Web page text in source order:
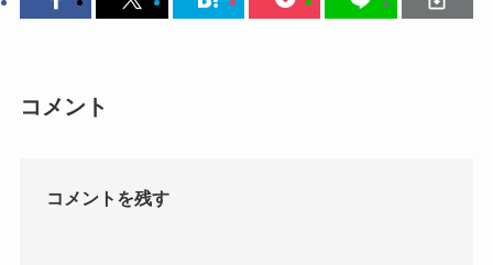
コメント
コメントを残す